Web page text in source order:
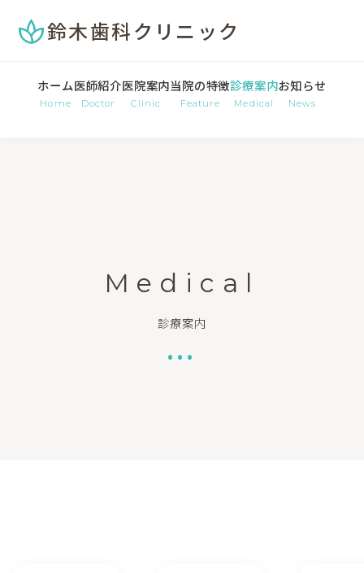
spa鈴木歯科クリニック
ホーム
Home
医師紹介
Doctor
医院案内
Clinic
当院の特徴
Feature
診療案内
Medical
お知らせ
News
Medical
診療案内
•••